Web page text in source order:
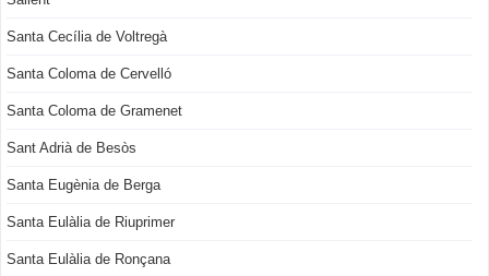
Santa Cecília de Voltregà
Santa Coloma de Cervelló
Santa Coloma de Gramenet
Sant Adrià de Besòs
Santa Eugènia de Berga
Santa Eulàlia de Riuprimer
Santa Eulàlia de Ronçana